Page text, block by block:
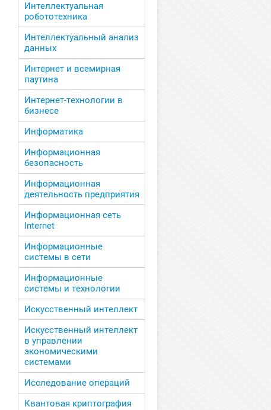
Интеллектуальная
робототехника
Интеллектуальный анализ
данных
Интернет и всемирная
паутина
Интернет-технологии в
бизнесе
Информатика
Информационная
безопасность
Информационная
деятельность предприятия
Информационная сеть
Internet
Информационные
системы в сети
Информационные
системы и технологии
Искусственный интеллект
Искусственный интеллект
в управлении
экономическими
системами
Исследование операций
Квантовая криптография